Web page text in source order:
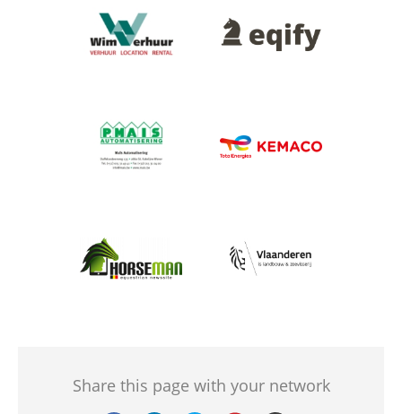
Afbeelding Afbeelding
Afbeelding
Afbeelding
Afbeelding Afbeelding
Share this page with your network